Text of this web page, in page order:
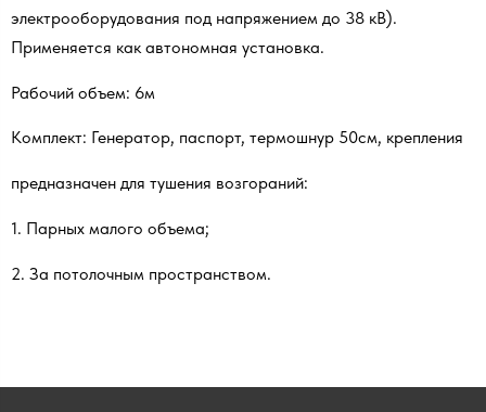
электрооборудования под напряжением до 38 кВ).
Применяется как автономная установка.
Рабочий объем: 6м
Комплект: Генератор, паспорт, термошнур 50см, крепления
предназначен для тушения возгораний:
1. Парных малого объема;
2. За потолочным пространством.